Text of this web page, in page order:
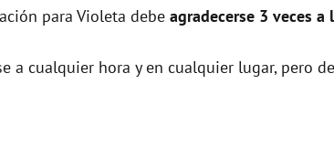
para Violeta debe agradecerse 3 veces
a cualquier hora y en cualquier lugar, pero